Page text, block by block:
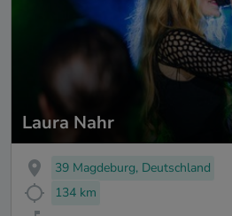
Laura Nahr
39 Magdeburg, Deutschland
134 km